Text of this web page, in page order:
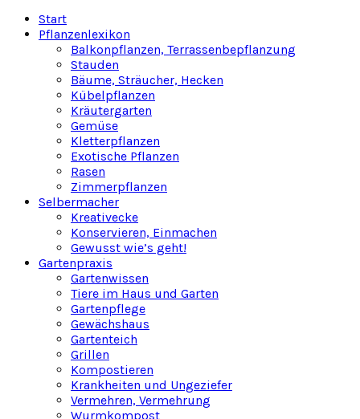
Start
Pflanzenlexikon
Balkonpflanzen, Terrassenbepflanzung
Stauden
Bäume, Sträucher, Hecken
Kübelpflanzen
Kräutergarten
Gemüse
Kletterpflanzen
Exotische Pflanzen
Rasen
Zimmerpflanzen
Selbermacher
Kreativecke
Konservieren, Einmachen
Gewusst wie’s geht!
Gartenpraxis
Gartenwissen
Tiere im Haus und Garten
Gartenpflege
Gewächshaus
Gartenteich
Grillen
Kompostieren
Krankheiten und Ungeziefer
Vermehren, Vermehrung
Wurmkompost